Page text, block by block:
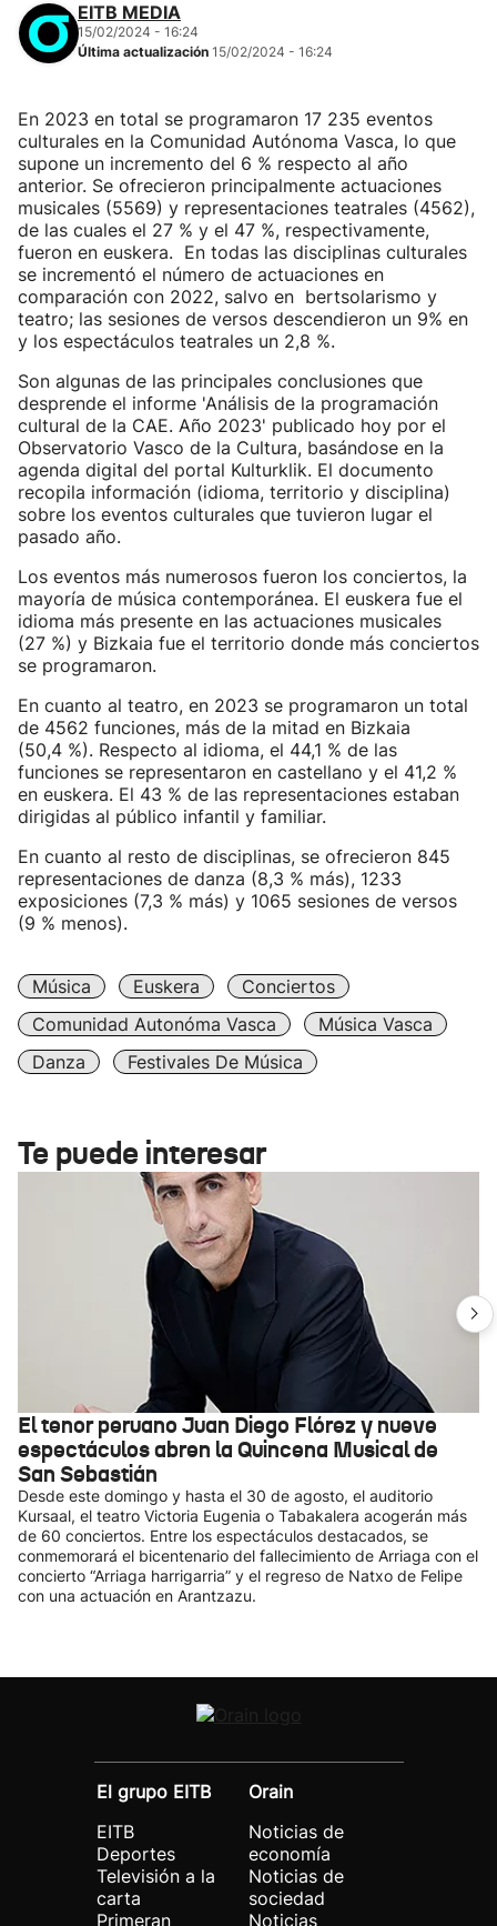
EITB MEDIA
15/02/2024 - 16:24
Última actualización 15/02/2024 - 16:24
En 2023 en total se programaron 17 235 eventos
culturales en la Comunidad Autónoma Vasca, lo que
supone un incremento del 6 % respecto al año
anterior. Se ofrecieron principalmente actuaciones
musicales (5569) y representaciones teatrales (4562),
de las cuales el 27 % y el 47 %, respectivamente,
fueron en euskera. En todas las disciplinas culturales
se incrementó el número de actuaciones en
comparación con 2022, salvo en bertsolarismo y
teatro; las sesiones de versos descendieron un 9% en
y los espectáculos teatrales un 2,8 %.
Son algunas de las principales conclusiones que
desprende el informe 'Análisis de la programación
cultural de la CAE. Año 2023' publicado hoy por el
Observatorio Vasco de la Cultura, basándose en la
agenda digital del portal Kulturklik. El documento
recopila información (idioma, territorio y disciplina)
sobre los eventos culturales que tuvieron lugar el
pasado año.
Los eventos más numerosos fueron los conciertos, la
mayoría de música contemporánea. El euskera fue el
idioma más presente en las actuaciones musicales
(27 %) y Bizkaia fue el territorio donde más conciertos
se programaron.
En cuanto al teatro, en 2023 se programaron un total
de 4562 funciones, más de la mitad en Bizkaia
(50,4 %). Respecto al idioma, el 44,1 % de las
funciones se representaron en castellano y el 41,2 %
en euskera. El 43 % de las representaciones estaban
dirigidas al público infantil y familiar.
En cuanto al resto de disciplinas, se ofrecieron 845
representaciones de danza (8,3 % más), 1233
exposiciones (7,3 % más) y 1065 sesiones de versos
(9 % menos).
Música Euskera
Conciertos
Comunidad Autonóma Vasca
Música Vasca
Danza
Festivales De Música
Te puede interesar
El tenor peruano Juan Diego Flórez y nueve
espectáculos abren la Quincena Musical de
San Sebastián
Desde este domingo y hasta el 30 de agosto, el auditorio
Kursaal, el teatro Victoria Eugenia o Tabakalera acogerán más
de 60 conciertos. Entre los espectáculos destacados, se
conmemorará el bicentenario del fallecimiento de Arriaga con el
concierto “Arriaga harrigarria” y el regreso de Natxo de Felipe
con una actuación en Arantzazu.
El grupo EITB
EITB
Deportes
Televisión a la
carta
Primeran
Orain
Noticias de
economía
Noticias de
sociedad
Noticias